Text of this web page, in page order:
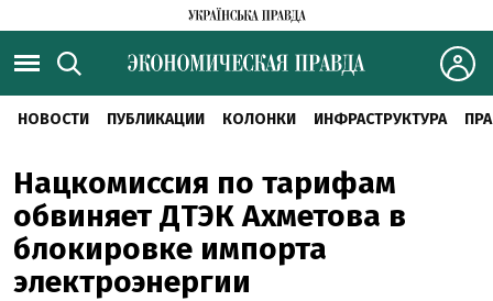
НОВОСТИ ПУБЛИКАЦИИ КОЛОНКИ ИНФРАСТРУКТУРА
Нацкомиссия по тарифам
обвиняет ДТЭК Ахметова в
блокировке импорта
электроэнергии